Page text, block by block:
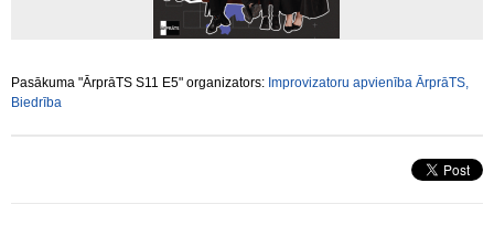
Pasākuma "ĀrprāTS S11 E5" organizators: Improvizatoru apvienība ĀrprāTS,
Biedrība